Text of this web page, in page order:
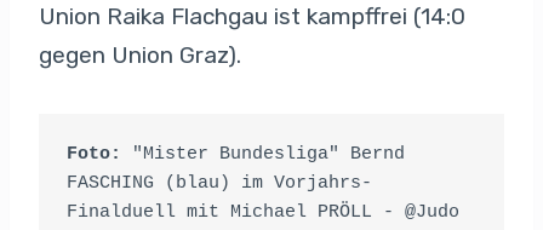
Union Raika Flachgau ist kampffrei (14:0
gegen Union Graz).
Foto:
"Mister Bundesliga" Bernd
FASCHING (blau) im Vorjahrs-
Finalduell mit Michael PRÖLL - @Judo